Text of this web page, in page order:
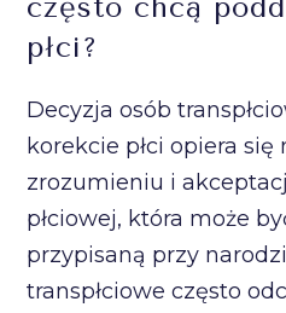
często chcą
płci?
Decyzja osób
korekcie płci opiera się
zrozumieniu i
płciowej, która może
przypisaną przy
transpłciowe często